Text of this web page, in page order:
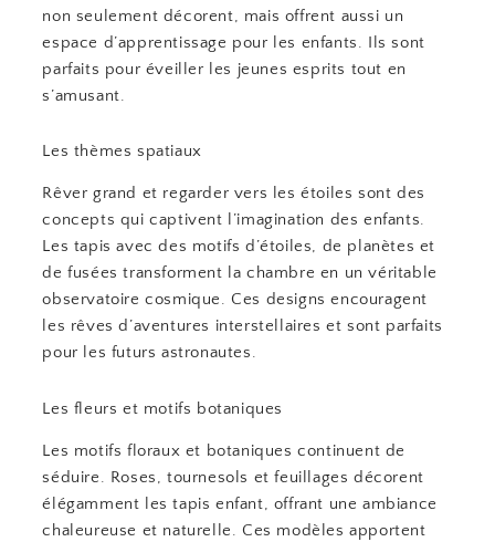
non seulement décorent, mais offrent aussi un
espace d’apprentissage pour les enfants. Ils sont
parfaits pour éveiller les jeunes esprits tout en
s’amusant.
Les thèmes spatiaux
Rêver grand et regarder vers les étoiles sont des
concepts qui captivent l’imagination des enfants.
Les tapis avec des motifs d’étoiles, de planètes et
de fusées transforment la chambre en un véritable
observatoire cosmique. Ces designs encouragent
les rêves d’aventures interstellaires et sont parfaits
pour les futurs astronautes.
Les fleurs et motifs botaniques
Les motifs floraux et botaniques continuent de
séduire. Roses, tournesols et feuillages décorent
élégamment les tapis enfant, offrant une ambiance
chaleureuse et naturelle. Ces modèles apportent